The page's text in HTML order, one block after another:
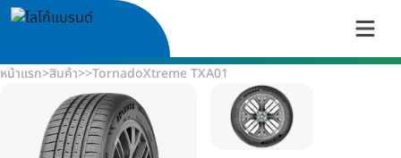
หน้าแรก>สินค้า>>TornadoXtreme TXA01